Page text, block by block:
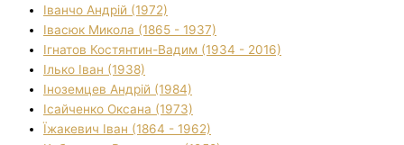
Іванчо Андрій (1972)
Івасюк Микола (1865 - 1937)
Ігнатов Костянтин-Вадим (1934 - 2016)
Ілько Іван (1938)
Іноземцев Андрій (1984)
Ісайченко Оксана (1973)
Їжакевич Іван (1864 - 1962)